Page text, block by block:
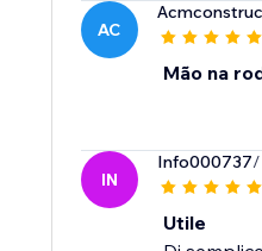
AC
Mão na
IN
Info000737/
Utile